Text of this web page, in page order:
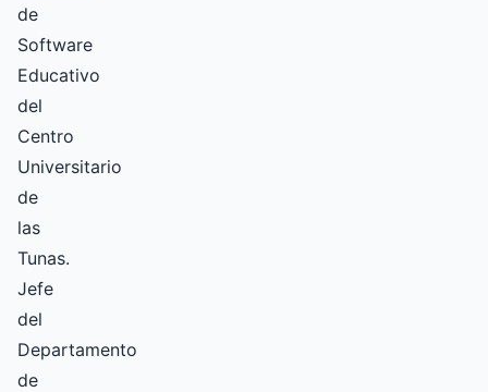
de
Software
Educativo
del
Centro
Universitario
de
las
Tunas.
Jefe
del
Departamento
de